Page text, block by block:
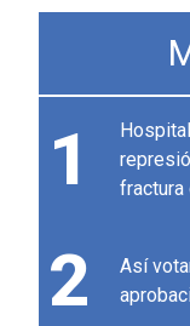
1
fractura
2
Así